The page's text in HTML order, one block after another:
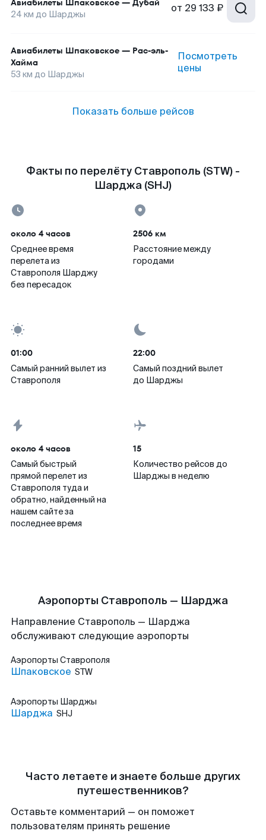
Авиабилеты Шпаковское — Дубай
24 км до Шарджы от 29 133 ₽
Авиабилеты Шпаковское — Рас-эль-
Хайма
53 км до Шарджы
Посмотреть
цены
Показать больше рейсов
Факты по перелёту Ставрополь (STW) -
Шарджа (SHJ)
около 4 часов
Среднее время
перелета из
Ставрополя Шарджу
без пересадок
2506 км
Расстояние между
городами
01:00
Самый ранний вылет из
Ставрополя
22:00
Самый поздний вылет
до Шарджы
около 4 часов
Самый быстрый
прямой перелет из
Ставрополя туда и
обратно, найденный на
нашем сайте за
последнее время
15
Количество рейсов до
Шарджы в неделю
Аэропорты Ставрополь — Шарджа
Направление Ставрополь — Шарджа
обслуживают следующие аэропорты
Аэропорты Ставрополя
Шпаковское STW
Аэропорты Шарджы
Шарджа SHJ
Часто летаете и знаете больше других
путешественников?
Оставьте комментарий — он поможет
пользователям принять решение